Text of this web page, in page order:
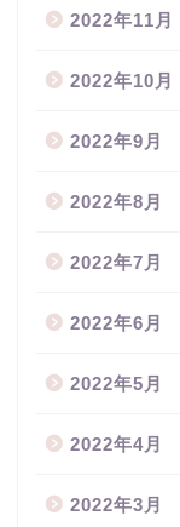
2022年11月
2022年10月
2022年9月
2022年8月
2022年7月
2022年6月
2022年5月
2022年4月
2022年3月